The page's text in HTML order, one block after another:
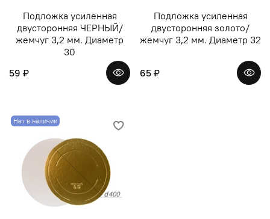
Подложка усиленная
двусторонняя ЧЕРНЫЙ/
жемчуг 3,2 мм. Диаметр
30
59 ₽
Подложка усиленная
двусторонняя золото/
жемчуг 3,2 мм. Диаметр 32
65 ₽
Нет в наличии